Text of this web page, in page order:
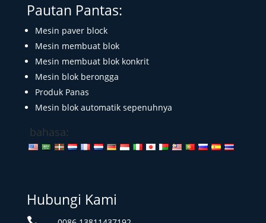
Pautan Pantas:
Mesin paver block
Mesin membuat blok
Mesin membuat blok konkrit
Mesin blok berongga
Produk Panas
Mesin blok automatik sepenuhnya
bahasa:
Hubungi Kami